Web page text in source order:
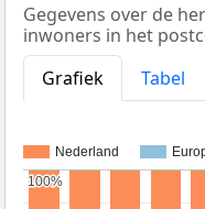
Gegevens over de
inwoners in het
Grafiek
Tabel
Nederland
100%
100%